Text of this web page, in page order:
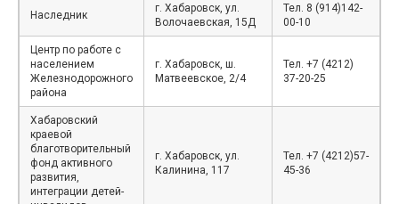
Наследник
г. Хабаровск, ул.
Волочаевская, 15Д
Тел. 8 (914)142-
00-10
Центр по работе с
населением
Железнодорожного
района
г. Хабаровск, ш.
Матвеевское, 2/4
Тел. +7 (4212)
37-20-25
Хабаровский
краевой
благотворительный
фонд активного
развития,
интеграции детей-
г. Хабаровск, ул.
Калинина, 117
Тел. +7 (4212)57-
45-36